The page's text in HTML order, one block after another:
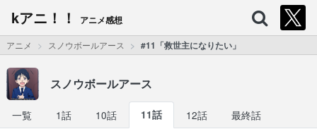
kアニ！！ アニメ感想
アニメ スノウボールアース #11「救世主になりたい」
スノウボールアース
一覧 1話 10話 11話 12話 最終話